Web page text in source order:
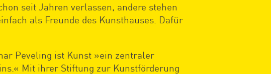
seit Jahren verlassen, andere stehen
als Freunde des Kunsthauses. Dafür
Peveling ist Kunst »ein zentraler
Mit ihrer Stiftung zur Kunstförderung